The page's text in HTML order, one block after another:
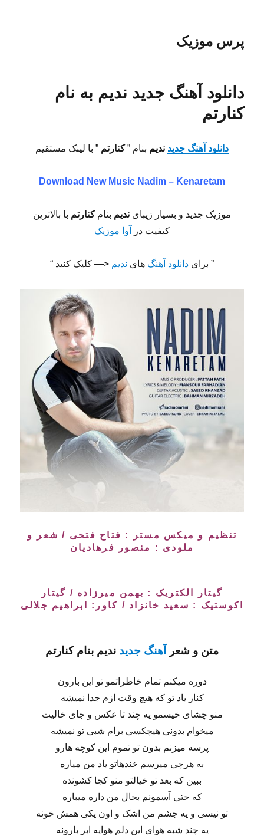
پرس موزیک
دانلود آهنگ جدید ندیم به نام
کنارتم
دانلود آهنگ جدید ندیم بنام ”کنارتم ” با لینک مستقیم
Download New Music Nadim – Kenaretam
موزیک جدید و بسیار زیبای ندیم بنام کنارتم با بالاترین
کیفیت در
آوا موزیک
” برای دانلود آهنگ های ندیم <— کلیک کنید “
تنظیم و میکس مستر : فتاح فتحی / شعر و
ملودی : منصور فرهادیان
گیتار الکتریک : بهمن میرزاده / گیتار
اکوستیک : سعید خانزاد / کاور: ابراهیم جلالی
متن و شعر آهنگ جدید ندیم بنامکنارتم
دوره میکنم تمام خاطراتمو تو این بارون
کنار یاد تو که هیچ وقت ازم جدا نمیشه
منو چشای خیسمو یه چند تا عکس و جای خالیت
میخوام بدونی هیچکسی برام شبی تو نمیشه
پرسه میزنم بدون تو تموم این کوچه هارو
به هرچی میرسم خندهاتو یاد من میاره
ببین که بعد تو خیالتو منو کجا کشونده
که حتی آسمونم بحال من داره میباره
تو نیسی و یه جشم من اشک و اون یکی همش خونه
یه چند شبه هوای این دلم هوایه ابر بارونه